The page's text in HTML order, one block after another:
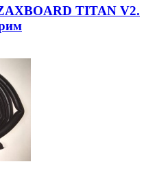
TITAN V2.